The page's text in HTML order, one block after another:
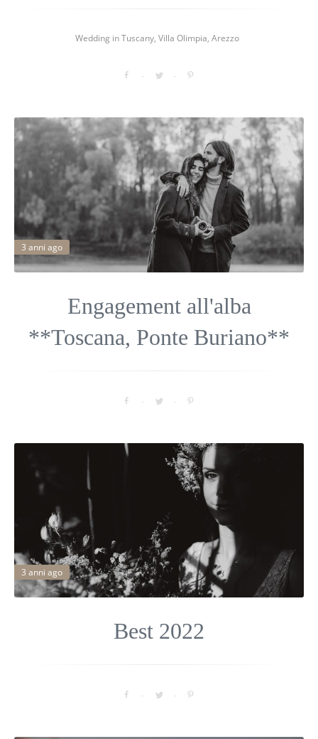
Wedding in Tuscany, Villa Olimpia, Arezzo
3 anni ago
Engagement all'alba
**Toscana, Ponte Buriano**
3 anni ago
Best 2022